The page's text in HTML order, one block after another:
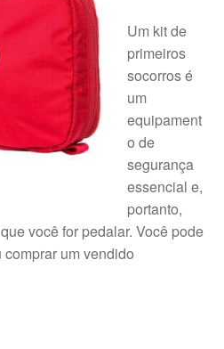
Um kit de
primeiros
socorros é
um
equipament
o de
segurança
essencial e,
portanto,
você for pedalar. Você pode
um vendido